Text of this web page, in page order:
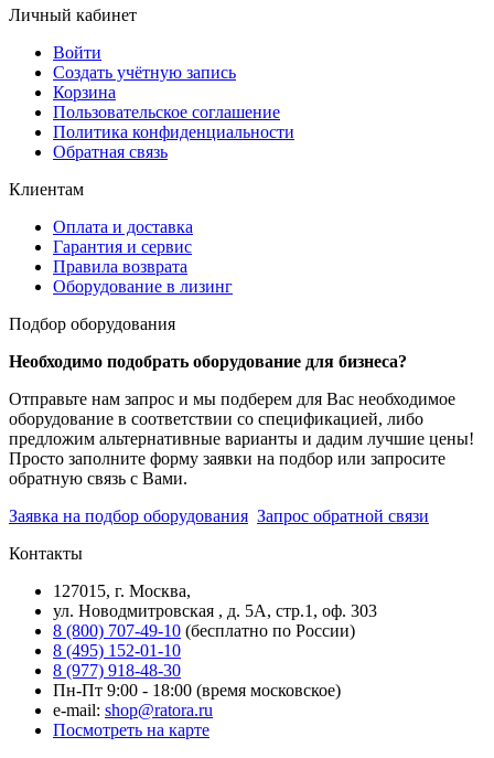
Личный кабинет
Войти
Создать учётную запись
Корзина
Пользовательское соглашение
Политика конфиденциальности
Обратная связь
Клиентам
Оплата и доставка
Гарантия и сервис
Правила возврата
Оборудование в лизинг
Подбор оборудования
Необходимо подобрать оборудование для бизнеса?
Отправьте нам запрос и мы подберем для Вас необходимое
оборудование в соответствии со спецификацией, либо
предложим альтернативные варианты и дадим лучшие цены!
Просто заполните форму заявки на подбор или запросите
обратную связь с Вами.
Заявка на подбор оборудования Запрос обратной связи
Контакты
127015, г. Москва,
ул. Новодмитровская , д. 5А, стр.1, оф. 303
8 (800) 707-49-10 (бесплатно по России)
8 (495) 152-01-10
8 (977) 918-48-30
Пн-Пт 9:00 - 18:00 (время московское)
e-mail: shop@ratora.ru
Посмотреть на карте